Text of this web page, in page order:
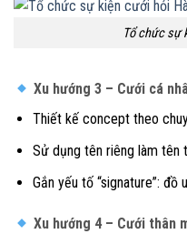
Tổ chức sự
Xu hướng 3 – Cưới cá
Thiết kế concept theo
Sử dụng tên riêng làm tên
Gắn yếu tố “signature”:
Xu hướng 4 – Cưới thân